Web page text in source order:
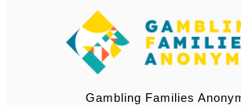
Gambling Families